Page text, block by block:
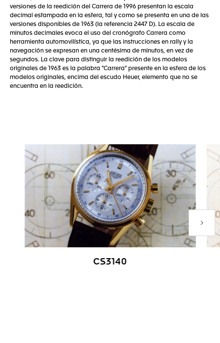
versiones de la reedición del Carrera de 1996 presentan la escala
decimal estampada en la esfera, tal y como se presenta en una de las
versiones disponibles de 1963 (la referencia 2447 D). La escala de
minutos decimales evoca el uso del cronógrafo Carrera como
herramienta automovilística, ya que las instrucciones en rally y la
navegación se expresan en una centésima de minutos, en vez de
segundos. La clave para distinguir la reedición de los modelos
originales de 1963 es la palabra "Carrera" presente en la esfera de los
modelos originales, encima del escudo Heuer, elemento que no se
encuentra en la reedición.
CS3140